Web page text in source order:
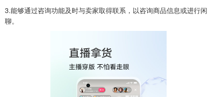
3.能够通过咨询功能及时与卖家取得联系，以咨询商品信息或进行闲
聊。